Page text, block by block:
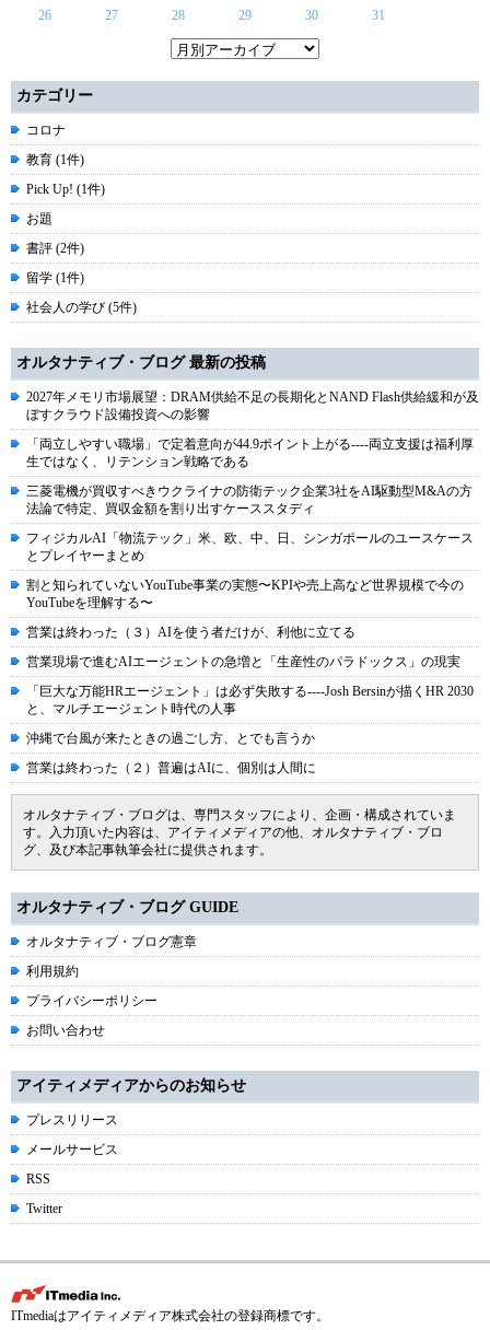
26
27 28 29 30 31
カテゴリー
コロナ
教育 (1件)
Pick Up! (1件)
お題
書評 (2件)
留学 (1件)
社会人の学び (5件)
オルタナティブ・ブログ 最新の投稿
2027年メモリ市場展望：DRAM供給不足の長期化とNAND Flash供給緩和が及
ぼすクラウド設備投資への影響
「両立しやすい職場」で定着意向が44.9ポイント上がる----両立支援は福利厚
生ではなく、リテンション戦略である
三菱電機が買収すべきウクライナの防衛テック企業3社をAI駆動型M&Aの方
法論で特定、買収金額を割り出すケーススタディ
フィジカルAI「物流テック」米、欧、中、日、シンガポールのユースケース
とプレイヤーまとめ
割と知られていないYouTube事業の実態〜KPIや売上高など世界規模で今の
YouTubeを理解する〜
営業は終わった（３）AIを使う者だけが、利他に立てる
営業現場で進むAIエージェントの急増と「生産性のパラドックス」の現実
「巨大な万能HRエージェント」は必ず失敗する----Josh Bersinが描くHR 2030
と、マルチエージェント時代の人事
沖縄で台風が来たときの過ごし方、とでも言うか
営業は終わった（２）普遍はAIに、個別は人間に
オルタナティブ・ブログは、専門スタッフにより、企画・構成されていま
す。入力頂いた内容は、アイティメディアの他、オルタナティブ・ブロ
グ、及び本記事執筆会社に提供されます。
オルタナティブ・ブログ GUIDE
オルタナティブ・ブログ憲章
利用規約
プライバシーポリシー
お問い合わせ
アイティメディアからのお知らせ
プレスリリース
メールサービス
RSS
Twitter
ITmediaはアイティメディア株式会社の登録商標です。